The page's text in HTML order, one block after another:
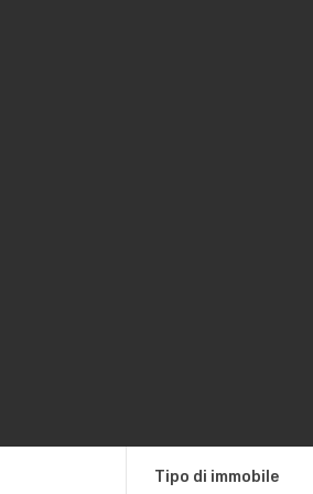
Tipo di immobile